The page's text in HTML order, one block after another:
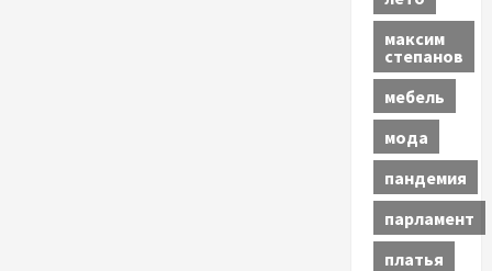
максим
степанов
мебель
мода
пандемия
парламент
платья